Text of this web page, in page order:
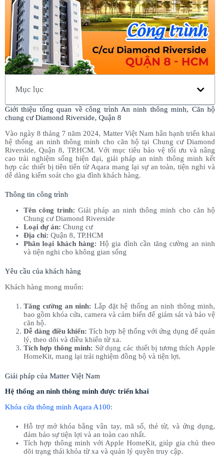
Mục lục
Giới thiệu tổng quan về công trình An ninh thông minh, Căn hộ
chung cư Diamond Riverside, Quận 8
Vào ngày 8 tháng 7 năm 2024, Matter Việt Nam hân hạnh triển khai
hệ thống an ninh thông minh cho căn hộ tại Chung cư Diamond
Riverside, Quận 8, TP.HCM. Với mục tiêu bảo vệ tối ưu và nâng
cao trải nghiệm sống hiện đại, giải pháp an ninh thông minh kết
hợp các thiết bị tiên tiến từ Aqara mang lại sự an toàn, tiện nghi và
dễ dàng kiểm soát cho gia đình khách hàng.
Thông tin công trình
Tên công trình: Giải pháp an ninh thông minh cho căn hộ
Chung cư Diamond Riverside
Loại dự án: Chung cư
Địa chỉ: Quận 8, TP.HCM
Phân loại khách hàng: Hộ gia đình cần tăng cường an ninh
và tiện nghi cho không gian sống
Yêu cầu của khách hàng
Khách hàng mong muốn:
Tăng cường an ninh: Lắp đặt hệ thống an ninh thông minh,
bao gồm khóa cửa, camera và cảm biến để giám sát và bảo vệ
căn hộ.
Dễ dàng điều khiển: Tích hợp hệ thống với ứng dụng để quản
lý, theo dõi và điều khiển từ xa.
Tích hợp thông minh: Sử dụng các thiết bị tương thích Apple
HomeKit, mang lại trải nghiệm đồng bộ và tiện lợi.
Giải pháp của Matter Việt Nam
Hệ thống an ninh thông minh được triển khai
Khóa cửa thông minh Aqara A100:
Hỗ trợ mở khóa bằng vân tay, mã số, thẻ từ, và ứng dụng,
đảm bảo sự tiện lợi và an toàn cao nhất.
Tích hợp thông minh với Apple HomeKit, giúp gia chủ theo
dõi trạng thái khóa từ xa và quản lý quyền truy cập.